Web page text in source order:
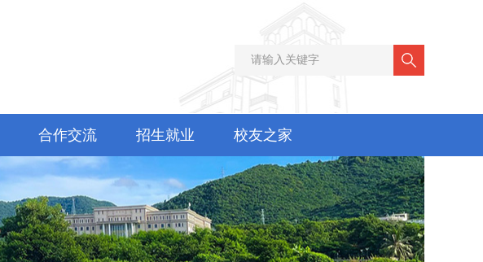
合作交流 招生就业 校友之家